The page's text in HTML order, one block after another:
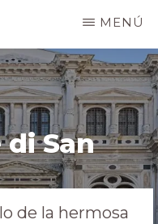
MENÚ
di San
de la hermosa